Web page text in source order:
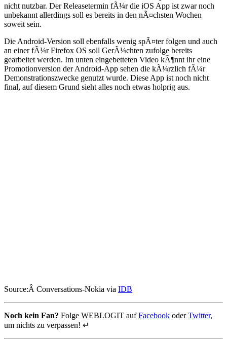
nicht nutzbar. Der Releasetermin fÃ¼r die iOS App ist zwar noch
unbekannt allerdings soll es bereits in den nÃ¤chsten Wochen
soweit sein.
Die Android-Version soll ebenfalls wenig spÃ¤ter folgen und auch
an einer fÃ¼r Firefox OS soll GerÃ¼chten zufolge bereits
gearbeitet werden. Im unten eingebetteten Video kÃ¶nnt ihr eine
Promotionversion der Android-App sehen die kÃ¼rzlich fÃ¼r
Demonstrationszwecke genutzt wurde. Diese App ist noch nicht
final, auf diesem Grund sieht alles noch etwas holprig aus.
Source:Â Conversations-Nokia via IDB
Noch kein Fan? Folge WEBLOGIT aufFacebook oderTwitter,
um nichts zu verpassen! ↵